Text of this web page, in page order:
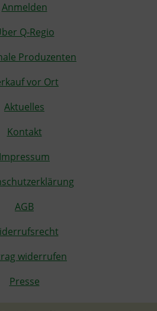
Anmelden
Q-Regio
Produzenten
vor Ort
Aktuelles
Kontakt
Impressum
AGB
widerrufen
Presse